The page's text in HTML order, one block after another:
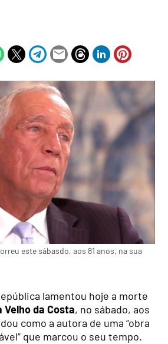
este sábasdo, aos 81 anos, na sua
lamentou hoje a morte
Velho da Costa, no sábado, aos
como a autora de uma “obra
que marcou o seu tempo.